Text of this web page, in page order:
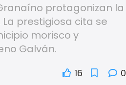
protagonizan la
La prestigiosa cita se
morisco y
Galván.
16 0